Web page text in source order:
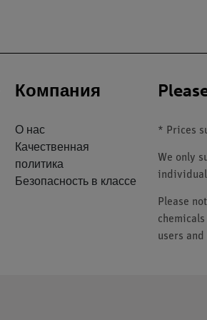
Компания
О нас
Качественная
политика
Безопасность в классе
* Prices
We only
Please
users